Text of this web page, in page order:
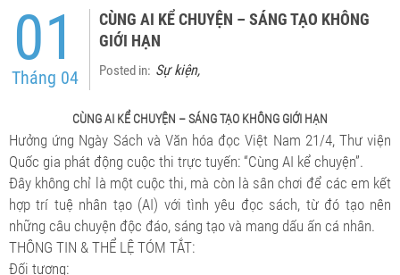
01
Tháng 04
CÙNG AI KỂ CHUYỆN – SÁNG TẠO KHÔNG
GIỚI HẠN
Posted in: Sự kiện,
CÙNG AI KỂ CHUYỆN – SÁNG TẠO KHÔNG GIỚI HẠN
Hưởng ứng Ngày Sách và Văn hóa đọc Việt Nam 21/4, Thư viện
Quốc gia phát động cuộc thi trực tuyến: “Cùng AI kể chuyện”.
Đây không chỉ là một cuộc thi, mà còn là sân chơi để các em kết
hợp trí tuệ nhân tạo (AI) với tình yêu đọc sách, từ đó tạo nên
những câu chuyện độc đáo, sáng tạo và mang dấu ấn cá nhân.
THÔNG TIN & THỂ LỆ TÓM TẮT:
Đối tượng: